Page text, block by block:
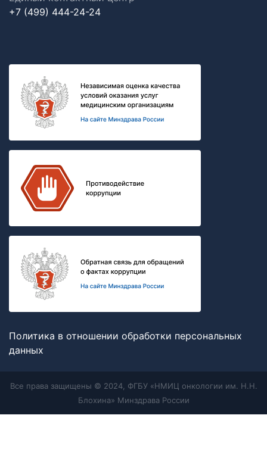
+7 (499) 444-24-24
Политика в отношении обработки персональных
данных
Все права защищены © 2024, ФГБУ «НМИЦ онкологии им. Н.Н.
Блохина» Минздрава России